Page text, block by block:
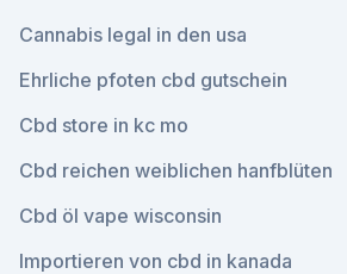
Cannabis legal in den usa
Ehrliche pfoten cbd gutschein
Cbd store in kc mo
Cbd reichen weiblichen hanfblüten
Cbd öl vape wisconsin
Importieren von cbd in kanada